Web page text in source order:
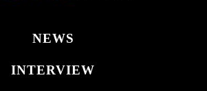
NEWS
INTERVIEW